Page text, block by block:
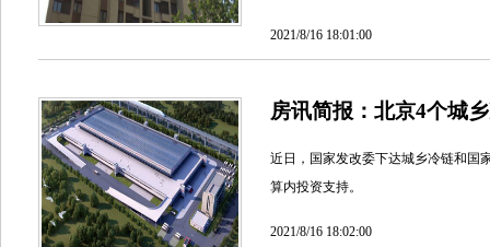
2021/8/16 18:01:00
房讯简报：北京4个城
近日，国家发改委下达城乡冷链和国
算内投资支持。
2021/8/16 18:02:00